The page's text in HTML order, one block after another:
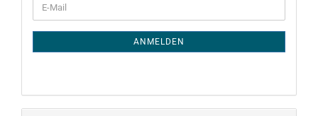
ZUR
E-
Mail
ANMELDEN